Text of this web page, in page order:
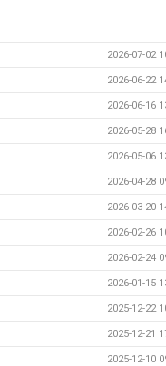
2026-07-02
2026-06-22
2026-06-16
2026-05-28
2026-05-06
2026-04-28
2026-03-20
2026-02-26
2026-02-24
2026-01-15
2025-12-22
2025-12-21
2025-12-10